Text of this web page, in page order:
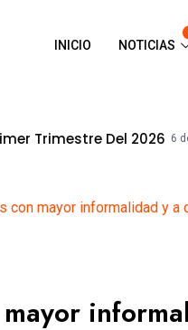
INICIO NOTICIAS
6 de agosto de 2026
con mayor informalidad y a